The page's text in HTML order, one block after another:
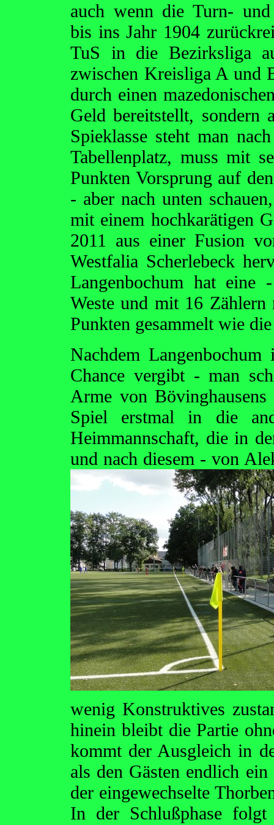
auch wenn die Turn- und
bis ins Jahr 1904
TuS in die Bezirksliga
zwischen Kreisliga A und
durch einen
Geld bereitstellt, sondern
Spieklasse steht man
Tabellenplatz, muss mit
Punkten Vorsprung auf
- aber nach unten
mit einem hochkarätigen
2011 aus einer Fusion
Westfalia Scherlebeck
Langenbochum hat
Weste und mit 16
Punkten gesammelt wie
Nachdem
Chance vergibt - man
Arme von
Spiel erstmal in die
Heimmannschaft, die in
und nach diesem - von
wenig Konstruktives
hinein bleibt die Partie
kommt der Ausgleich in
als den Gästen endlich
der eingewechselte
In der Schlußphase